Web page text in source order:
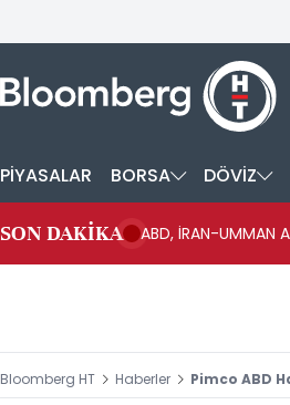
PİYASALAR BORSA DÖVİZ
SON DAKİKA ABD, İRAN-UMMAN
Bloomberg HT Haberler Pimco ABD